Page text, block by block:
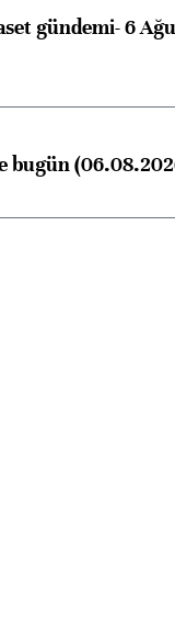
gündemi- 6
bugün